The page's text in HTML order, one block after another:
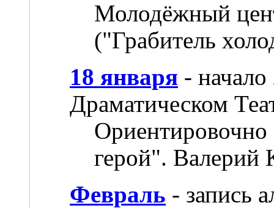
Молодёжный
("Грабитель
18 января -
Драматическом
герой". Валерий
Февраль - запись